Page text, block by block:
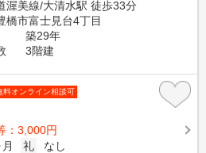
渥美線/大清水駅 徒歩33分
橋市富士見台4丁目
築29年
3階建
料オンライン相談可
：3,000円
礼
なし